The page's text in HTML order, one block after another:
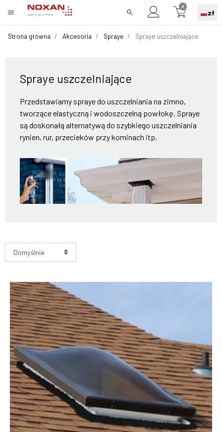
menu search
0
zł
Strona główna Akcesoria Spraye Spraye uszczelniające
Spraye uszczelniające
Przedstawiamy spraye do uszczelniania na zimno,
tworzące elastyczną i wodoszczelną powłokę. Spraye
są doskonałą alternatywą do szybkiego uszczelniania
rynien, rur, przecieków przy kominach itp.